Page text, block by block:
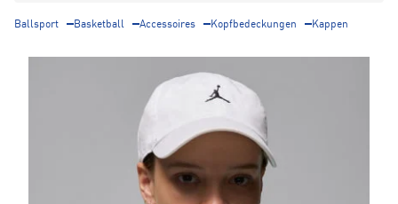
Ballsport Basketball Accessoires Kopfbedeckungen Kappen